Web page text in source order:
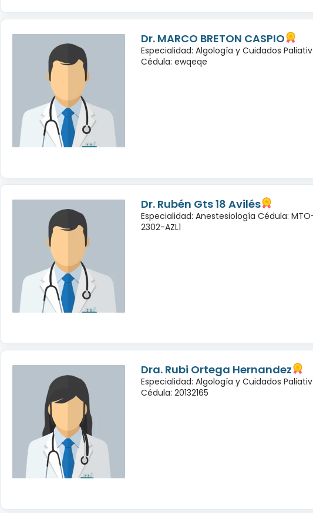
Dr. MARCO BRETON CASPIO
Especialidad: Algología y Cuidados
Cédula: ewqeqe
Dr. Rubén Gts 18 Avilés
Especialidad: Anestesiología Cédula:
2302-AZL1
Dra. Rubi Ortega Hernandez
Especialidad: Algología y Cuidados
Cédula: 20132165